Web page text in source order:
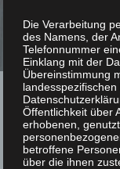
Die Verarbeitung
des Namens, der
Telefonnummer
Einklang mit der
Übereinstimmung
Öffentlichkeit über
erhobenen,
betroffene
über die ihnen